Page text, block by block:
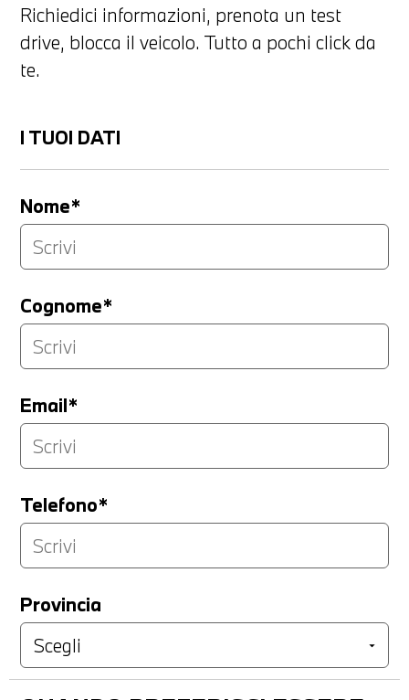
Richiedici informazioni, prenota un test
drive, blocca il veicolo. Tutto a pochi click da
te.
I TUOI DATI
Nome*
Cognome*
Email*
Telefono*
Provincia